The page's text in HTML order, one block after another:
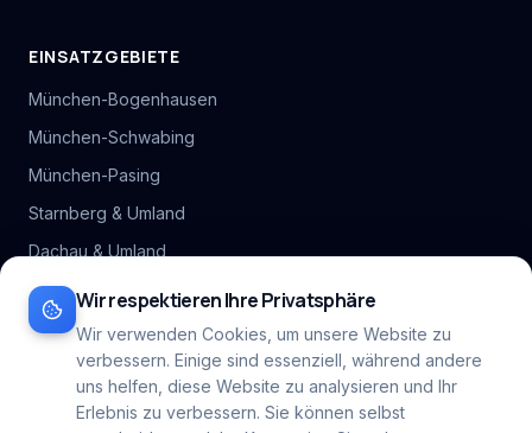
EINSATZGEBIETE
München-Bogenhausen
München-Schwabing
München-Pasing
Starnberg & Umland
Dachau & Umland
Alle Stadtteil-Hubs
Inhaltsverzeichnis
Alle Gebiete→
Wir respektieren Ihre Privatsphäre
Wir verwenden Cookies, um unsere Website zu
verbessern. Einige sind essenziell, während andere
uns helfen, diese Website zu analysieren und Ihr
Erlebnis zu verbessern. Sie können selbst